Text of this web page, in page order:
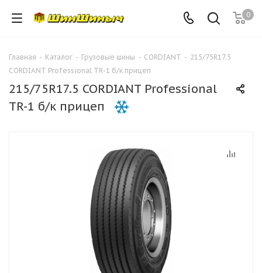
0
Главная - Каталог - Грузовые шины - CORDIANT - 215/75R17.5
CORDIANT Professional TR-1 б/к прицеп
215/75R17.5 CORDIANT Professional
TR-1 б/к прицеп